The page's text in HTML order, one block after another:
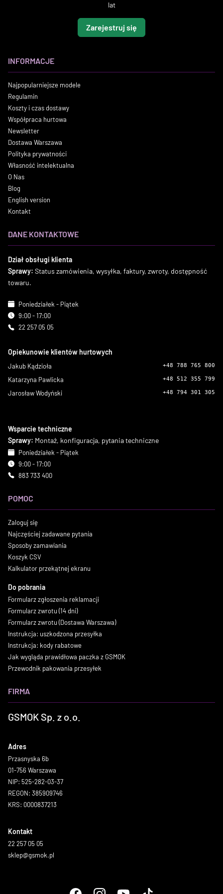
lat
Zarejestruj się
INFORMACJE
Najpopularniejsze modele
Regulamin
Koszty i czas dostawy
Współpraca hurtowa
Newsletter
Dostawa Warszawa
Polityka prywatności
Własność intelektualna
O Nas
Blog
English version
Kontakt
DANE KONTAKTOWE
Dział obsługi klienta
Sprawy: Status zamówienia, wysyłka, faktury, zwroty, dostępność
towaru.
Poniedziałek - Piątek
9:00 - 17:00
22 257 05 05
Opiekunowie klientów hurtowych
Jakub Kądzioła +48 788 765 800
Katarzyna Pawlicka +48 512 355 799
Jarosław Wodyński +48 794 301 305
Wsparcie techniczne
Sprawy: Montaż, konfiguracja, pytania techniczne
Poniedziałek - Piątek
9:00 - 17:00
883 733 400
POMOC
Zaloguj się
Najczęściej zadawane pytania
Sposoby zamawiania
Koszyk CSV
Kalkulator przekątnej ekranu
Do pobrania
Formularz zgłoszenia reklamacji
Formularz zwrotu (14 dni)
Formularz zwrotu (Dostawa Warszawa)
Instrukcja: uszkodzona przesyłka
Instrukcja: kody rabatowe
Jak wygląda prawidłowa paczka z GSMOK
Przewodnik pakowania przesyłek
FIRMA
GSMOK Sp. z o.o.
Adres
Przasnyska 6b
01-756 Warszawa
NIP: 525-282-03-37
REGON: 385909746
KRS: 0000837213
Kontakt
22 257 05 05
sklep@gsmok.pl